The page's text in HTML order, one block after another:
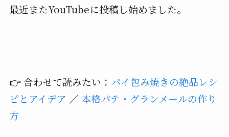
最近またYouTubeに投稿し始めました。
👉 合わせて読みたい： パイ包み焼きの絶品レシ
ピとアイデア ／ 本格パテ・グランメールの作り
方